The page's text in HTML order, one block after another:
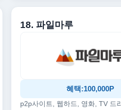
18. 파일마루
혜택:100,000P
p2p사이트, 웹하드, 영화, TV 드